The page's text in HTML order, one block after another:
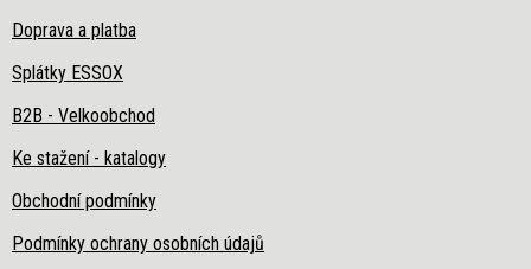
Doprava a platba
Splátky ESSOX
B2B - Velkoobchod
Ke stažení - katalogy
Obchodní podmínky
Podmínky ochrany osobních údajů